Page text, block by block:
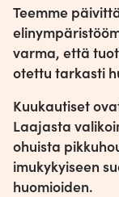
Teemme
varma, että
otettu tarkasti
Kuukautiset
Laajasta
ohuista
imukykyiseen
huomioiden.